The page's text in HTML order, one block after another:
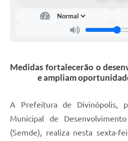
Medidas fortalecerão o
e ampliam
A Prefeitura de Divinópolis,
Municipal de
(Semde), realiza nesta sexta-